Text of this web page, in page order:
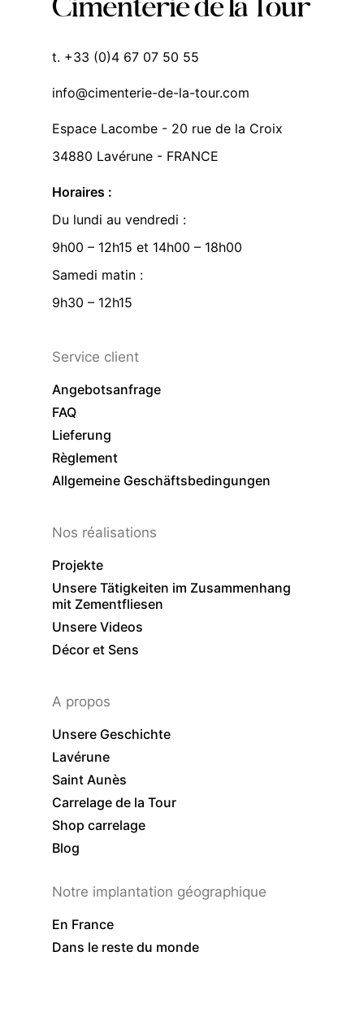
t. +33 (0)4 67 07 50 55
info@cimenterie-de-la-tour.com
Espace Lacombe - 20 rue de la Croix
34880 Lavérune - FRANCE
Horaires :
Du lundi au vendredi :
9h00 – 12h15 et 14h00 – 18h00
Samedi matin :
9h30 – 12h15
Service client
Angebotsanfrage
FAQ
Lieferung
Règlement
Allgemeine Geschäftsbedingungen
Nos réalisations
Projekte
Unsere Tätigkeiten im Zusammenhang
mit Zementfliesen
Unsere Videos
Décor et Sens
A propos
Unsere Geschichte
Lavérune
Saint Aunès
Carrelage de la Tour
Shop carrelage
Blog
Notre implantation géographique
En France
Dans le reste du monde